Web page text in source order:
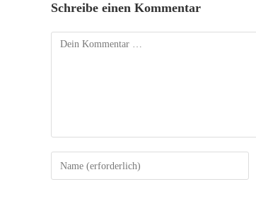
Schreibe einen Kommentar
Kommentar
Gib
deinen